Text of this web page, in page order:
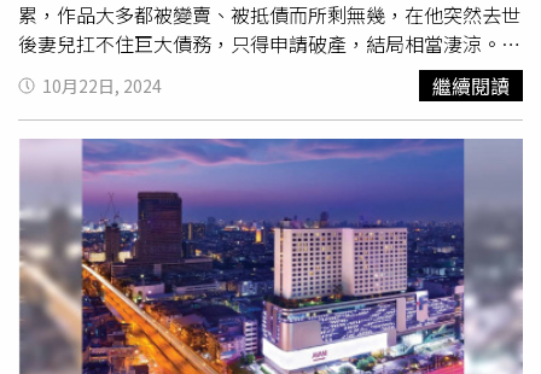
適。DATA里斯本卡網址：https://lisboa-card.com/pt/票
價：成人24小時卡27歐元、48小時卡44歐元、72小時卡54
歐元熱羅尼莫斯修道院地址：Praça do Império 1400-206
Lisboa, Portugal開放時間：修道院週二～週日09：30～
17：30，教堂週二～週六10：30～17：30、週日14：00～
17：00，週一休備註：持里斯本卡可免費入內，若無卡、
門票12歐元；聖瑪利亞教堂可免費進入Pastéis de Belém電
話：+351-21-363-74-23地址：Rua de Belém nº 84 a
921300 – 085 Lisboa, Portugal營業時間：08：00～21：
00網址：https://pasteisdebelem.pt/en/阿茹達宮地址：
Largo da Ajuda, 1349-021 Lisboa, Portugal開放時間：
10：00～18：00，週三休網址：
http://www.palacioajuda.gov.pt/備註：持里斯本卡可免費
萄牙重要戰役、農村生活等場景。（圖／魏妤靜攝）卡爾莫
教堂擁有大面積藍、白瓷磚外牆，又鄰近波多大學與知名景
點萊羅書店，常吸引旅人前往打卡。（圖／魏妤靜攝）當然
波多最為人津津樂道的特色便是隨處可見的藍、白磁磚拼
貼，主要見於市中心的「聖本篤車站」（São Bento）與多
處教堂牆面、地鐵站等。至於磁磚為何在葡萄牙流行起來？
據說最早以磁磚裝飾是受到15世紀佔領伊比利半島的北非摩
爾人影響，加上1503年，葡萄牙國王曼努埃爾一世在西班
牙塞維亞旅行時，喜歡上當地所見的磁磚設計，決定用來裝
飾自己的宮殿，因此當時葡萄牙的磁磚也逐漸從幾何圖案、
棋盤印花等，轉為描繪人物、動物與《聖經》場景等圖樣。
時間再走到17世紀，當葡萄牙向荷蘭訂購樣板時，由於當時
荷蘭引進的中國青花瓷備受歡迎，深深影響了葡萄牙，更將
累，作品大多都被變賣、被抵債而所剩無幾，在他突然去世
後妻兒扛不住巨大債務，只得申請破產，結局相當淒涼。維
梅爾的作品和人生，竟曾被遺忘一個多世紀，直到19世紀中
期，才華和成就才被認同，如今僅存於世的37件畫作已成無
首度將其中28幅名畫首度聚集在阿姆斯特丹，獲《衛報》盛
讚是「絕不容錯過的盛宴」。而維梅爾不像同時期的林布蘭
多產，不像達文西、米開朗基羅幸運生在文藝復興時期。他
不像畢卡索、達利或安迪沃荷那麼會自我推銷，更不像梵谷
或卡蘿那樣​​有著飽受折磨的靈魂。維梅爾的畫作雖然舉世聞
名，世人對他卻知之甚少。他不僅沒有自畫像、更沒有書信
和手札，僅存的37件國寶級畫作，就是這位繪畫大師所留給
後世的一切。
10月22日, 2024 繼續閱讀